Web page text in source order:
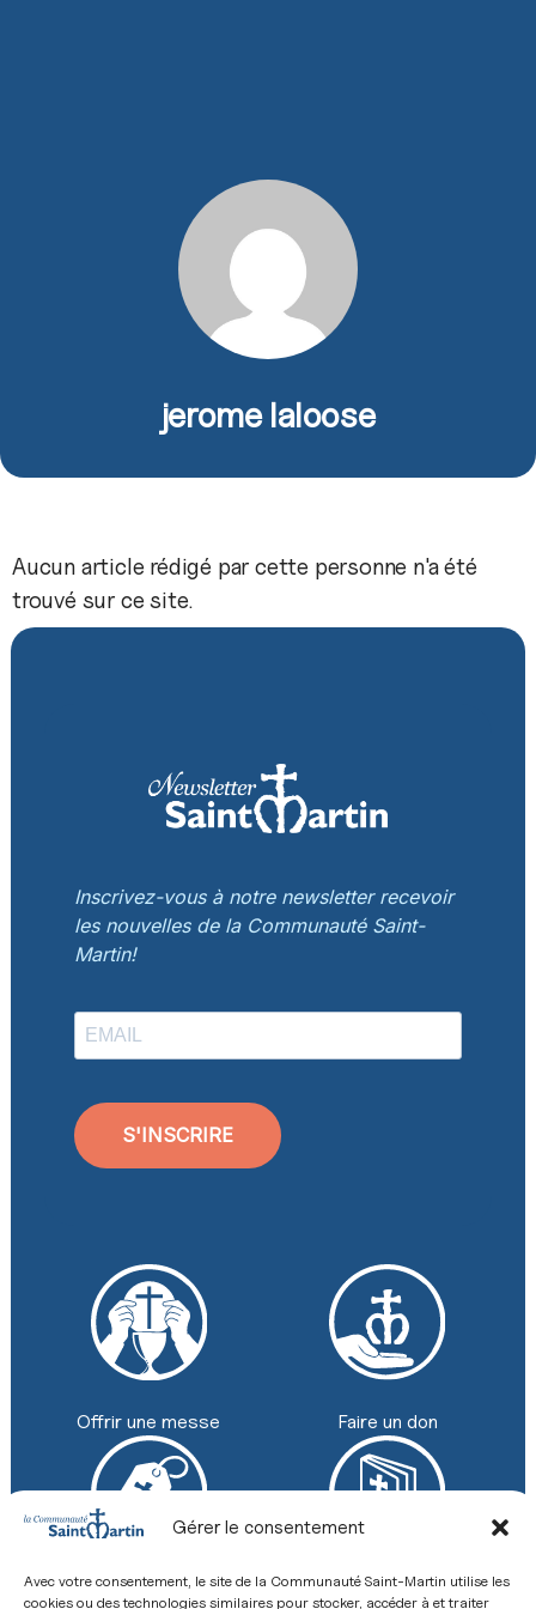
Gérer le consentement
Avec votre consentement, le site de la Communauté Saint-Martin utilise les
cookies ou des technologies similaires pour stocker, accéder à et traiter
jerome laloose
Aucun article rédigé par cette personne n'a été
trouvé sur ce site.
Inscrivez-vous à notre newsletter recevoir
les nouvelles de la Communauté Saint-
Martin!
S'INSCRIRE
Offrir une messe Faire un don
Boutique Revue